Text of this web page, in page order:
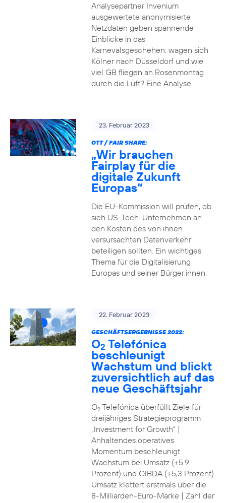
Analysepartner Invenium
ausgewertete anonymisierte
Netzdaten geben spannende
Einblicke in das
Karnevalsgeschehen: wagen sich
Kölner nach Düsseldorf und wie
viel GB fliegen an Rosenmontag
durch die Luft? Eine Analyse.
23. Februar 2023
OTT / FAIR SHARE:
„Wir brauchen
Fairplay für die
digitale Zukunft
Europas“
Die EU-Kommission will prüfen, ob
sich US-Tech-Unternehmen an
den Kosten des von ihnen
versursachten Datenverkehr
beteiligen sollten. Ein wichtiges
Thema für die Digitalisierung
Europas und seiner Bürger:innen.
22. Februar 2023
GESCHÄFTSERGEBNISSE 2022:
O2 Telefónica
beschleunigt
Wachstum und blickt
zuversichtlich auf das
neue Geschäftsjahr
O2Telefónica überfüllt Ziele für
dreijähriges Strategieprogramm
„Investment for Growth“ |
Anhaltendes operatives
Momentum beschleunigt
Wachstum bei Umsatz (+5.9
Prozent) und OIBDA (+5,3 Prozent).
Umsatz klettert erstmals über die
8-Milliarden-Euro-Marke | Zahl der